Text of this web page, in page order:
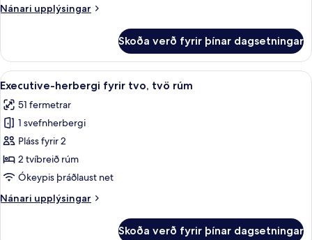
rúm
Nánari upplýsingar
Nánari
herbergi
fyrir
tvo,
rúm
Skoða verð fyrir þínar dagsetningar
Skoða
allar
myndir
fyrir
Executive-
herbergi
fyrir
tvö
Executive-herbergi fyrir tvo, tvö
4
Executive-herbergi fyrir tvo, tvö rúm
51 fermetrar
1 svefnherbergi
Pláss fyrir 2
2 tvíbreið rúm
Ókeypis þráðlaust net
Nánari upplýsingar
Nánari
Skoða verð fyrir þínar dagsetningar